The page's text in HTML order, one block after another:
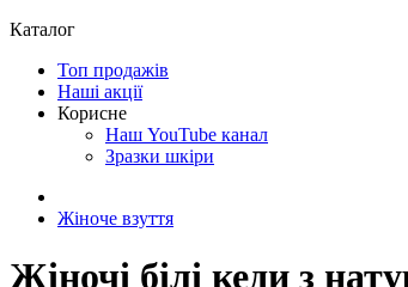
Каталог
Топ продажів
Наші акції
Корисне
Наш YouTube канал
Зразки шкіри
Жіноче взуття
Жіночі білі кеди з